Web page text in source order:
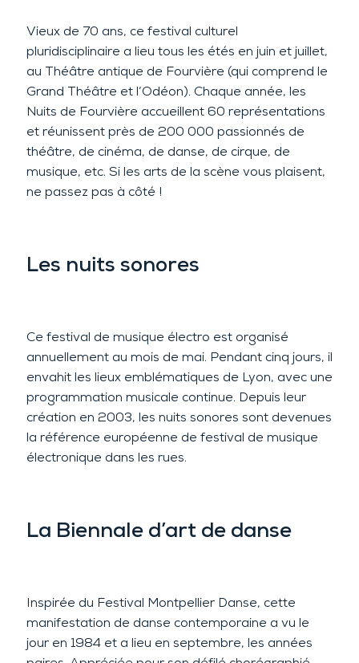
Vieux de 70 ans, ce festival culturel
pluridisciplinaire a lieu tous les étés en juin et juillet,
au Théâtre antique de Fourvière (qui comprend le
Grand Théâtre et l’Odéon). Chaque année, les
Nuits de Fourvière accueillent 60 représentations
et réunissent près de 200 000 passionnés de
théâtre, de cinéma, de danse, de cirque, de
musique, etc. Si les arts de la scène vous plaisent,
ne passez pas à côté !
Les nuits sonores
Ce festival de musique électro est organisé
annuellement au mois de mai. Pendant cinq jours, il
envahit les lieux emblématiques de Lyon, avec une
programmation musicale continue. Depuis leur
création en 2003, les nuits sonores sont devenues
la référence européenne de festival de musique
électronique dans les rues.
La Biennale d’art de danse
Inspirée du Festival Montpellier Danse, cette
manifestation de danse contemporaine a vu le
jour en 1984 et a lieu en septembre, les années